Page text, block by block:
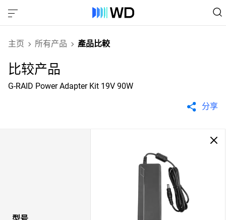
主页 所有产品 產品比較
比较产品
G-RAID Power Adapter Kit 19V 90W
分享